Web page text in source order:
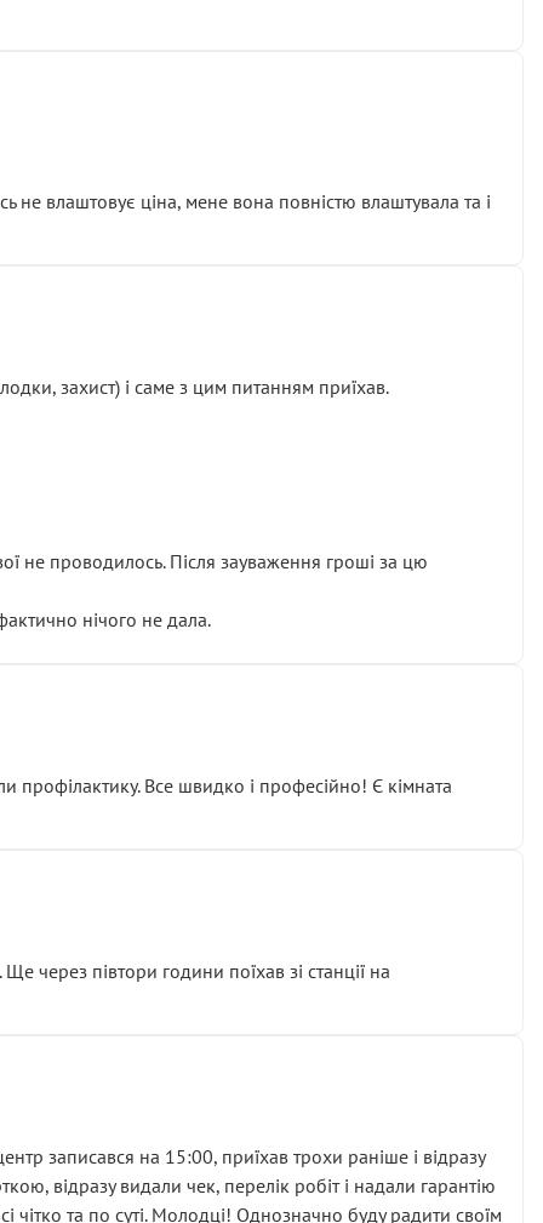
влаштовує ціна, мене вона повністю влаштувала та і
захист) і саме з цим питанням приїхав.
не проводилось. Після зауваження гроші за цю
нічого не дала.
профілактику. Все швидко і професійно! Є кімната
через півтори години поїхав зі станції на
записався на 15:00, приїхав трохи раніше і відразу
відразу видали чек, перелік робіт і надали гарантію
та по суті. Молодці! Однозначно буду радити своїм